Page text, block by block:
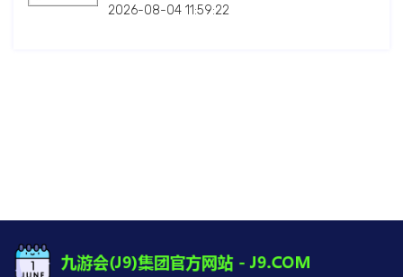
2026-08-04 11:59:22